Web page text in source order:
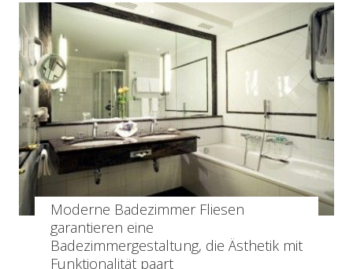
Moderne Badezimmer Fliesen
garantieren eine
Badezimmergestaltung, die Ästhetik mit
Funktionalität paart